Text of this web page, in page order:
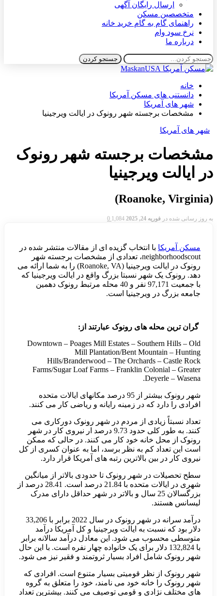
ارسال رایگان آگهی
متخصصین مسکن
راهنمای گام به گام خرید خانه
نرخ سود وام
درباره ما
خانه
دانستنی های مسکن آمریکا
شهر های آمریکا
مشخصات برجسته شهر رونوک در ایالت ویرجینیا
شهر های آمریکا
مشخصات برجسته شهر رونوک
در ایالت ویرجینیا
(Roanoke, Virginia)
به روز رسانی شده در فوریه 24, 2025 1,084
مسکن آمریکا با انتخاب گزیده ای از مقالات منتشر شده در
neighborhoodscout، تعدادی از مشخصات برجسته شهر
رونوک در ایالت ویرجینیا (Roanoke, VA) را به شما ارائه می
دهد. رونوک یک شهر نسبتا بزرگ واقع در ایالت ویرجینیا که
با جمعیت 97,171 نفر و 40 محله مرتبط رونوک دهمین
جامعه بزرگ در ویرجینیا است.
گران ترین محله های رونوک عبارتند از :
Downtown – Poages Mill Estates – Southern Hills – Old
Mill Plantation/Bent Mountain – Hunting
Hills/Branderwood – The Orchards – Castle Rock
Farms/Sugar Loaf Farms – Franklin Colonial – Greater
Deyerle – Wasena.
شهر رونوک بیشتر از 95 درصد مکانهای ایالات متحده
افرادی را دارد که در زمینه رایانه و ریاضی کار می کنند.
تعداد نسبتاً زیادی از مردم در شهر رونوک دورکاری می
کنند. به طور کلی حدود 9.73 درصد ار نیروی کار در شهر
رونوک از محل خانه خود کار می کنند. در حالی که ممکن
است این تعداد کم به نظر برسد، اما به عنوان کسری از کل
نیروی کار در بین بالاترین رتبه های آمریکا قرار دارد.
سطح تحصیلات در شهر رونوک تا حدودی بالاتر از میانگین
شهری در ایالات متحده با 21.84 درصد است. 28.41 درصد از
بزرگسالان 25 سال و بالاتر در شهر حداقل دارای مدرک
لیسانس هستند.
درآمد سرانه در شهر رونوک در سال 2022 برابر با 33,206
دلار بود که نسبت به ایالت ویرجینیا و کل آمریکا درآمد
متوسطی محسوب می شود. این معادل درآمد سالانه برابر
با 132,824 دلار برای یک خانواده چهار نفره است. با این حال
شهر رونوک شامل افراد بسیار ثروتمند و فقیر نیز می شود.
شهر رونوک از نظر قومیتی بسیار متنوع است. افرادی که
شهر رونوک را خانه خود می نامند، خود را متعلق به گروه
های مختلف نژادی و قومی توصیف می کنند. بیشترین تعداد